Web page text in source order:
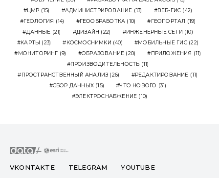
ЦМР (15) АДМИНИСТРИРОВАНИЕ (13) ВЕБ-ГИС (42)
ГЕОЛОГИЯ (14) ГЕООБРАБОТКА (10) ГЕОПОРТАЛ (19)
ДАННЫЕ (21) ДИЗАЙН (22) ИНЖЕНЕРНЫЕ СЕТИ (10)
КАРТЫ (23) КОСМОСНИМКИ (40) МОБИЛЬНЫЕ ГИС(22)
МОНИТОРИНГ (9) ОБРАЗОВАНИЕ (20) ПРИЛОЖЕНИЯ (11)
ПРОИЗВОДИТЕЛЬНОСТЬ (11)
ПРОСТРАНСТВЕННЫЙ АНАЛИЗ (26) РЕДАКТИРОВАНИЕ (11)
СБОР ДАННЫХ (15) ЧТО НОВОГО (31)
ЭЛЕКТРОСНАБЖЕНИЕ (10)
VKONTAKTE TELEGRAM YOUTUBE